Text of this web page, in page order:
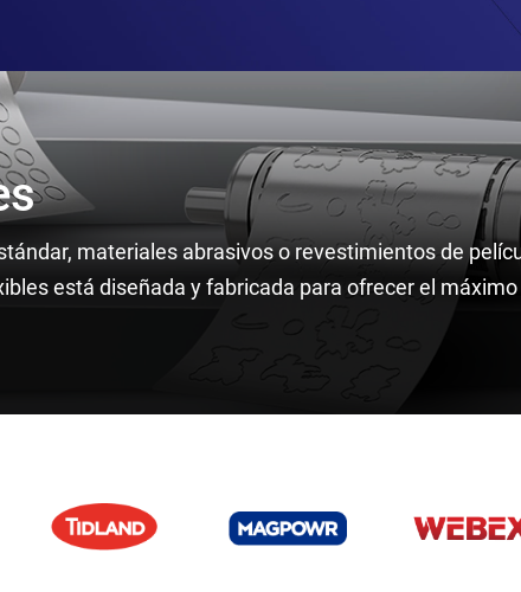
materiales abrasivos o revestimientos de
está diseñada y fabricada para ofrecer el máximo
Tidland MAGPOWR